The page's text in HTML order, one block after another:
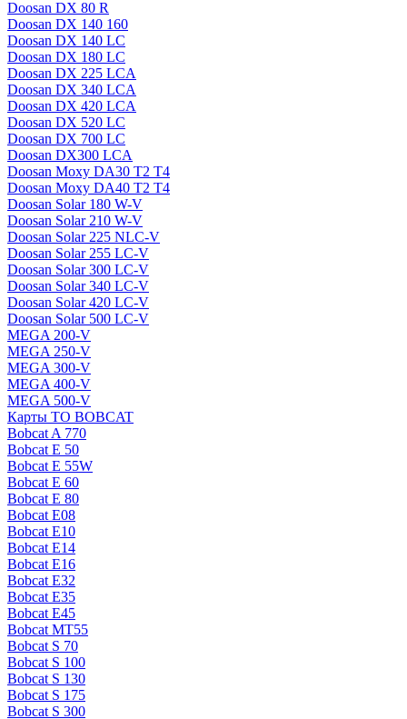
Doosan DX 80 R
Doosan DX 140 160
Doosan DX 140 LC
Doosan DX 180 LC
Doosan DX 225 LCA
Doosan DX 340 LCA
Doosan DX 420 LCA
Doosan DX 520 LC
Doosan DX 700 LC
Doosan DX300 LCA
Doosan Moxy DA30 T2 T4
Doosan Moxy DA40 T2 T4
Doosan Solar 180 W-V
Doosan Solar 210 W-V
Doosan Solar 225 NLC-V
Doosan Solar 255 LC-V
Doosan Solar 300 LC-V
Doosan Solar 340 LC-V
Doosan Solar 420 LC-V
Doosan Solar 500 LC-V
MEGA 200-V
MEGA 250-V
MEGA 300-V
MEGA 400-V
MEGA 500-V
Карты ТО BOBCAT
Bobcat A 770
Bobcat E 50
Bobcat E 55W
Bobcat E 60
Bobcat E 80
Bobcat E08
Bobcat E10
Bobcat E14
Bobcat E16
Bobcat E32
Bobcat E35
Bobcat E45
Bobcat MT55
Bobcat S 70
Bobcat S 100
Bobcat S 130
Bobcat S 175
Bobcat S 300